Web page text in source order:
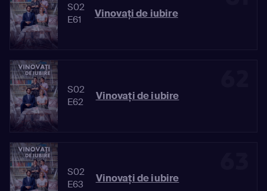
S02
E61
Vinovaţi de iubire
S02
E62
Vinovaţi de iubire
S02
E63
Vinovaţi de iubire